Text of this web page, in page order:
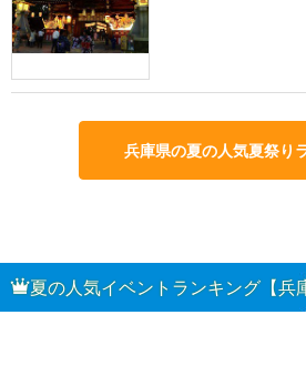
兵庫県の夏の人気夏祭り
夏の人気イベントランキング【兵